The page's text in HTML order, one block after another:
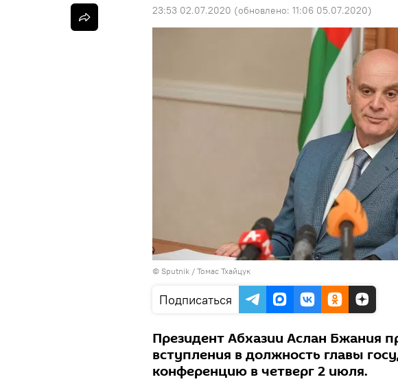
23:53 02.07.2020 (обновлено: 11:06 05.07.2020)
© Sputnik / Томас Тхайцук
Подписаться
Президент Абхазии Аслан Бжания
вступления в должность главы
конференцию в четверг 2 июля.